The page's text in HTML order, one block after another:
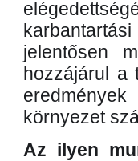
jelentősen
hozzájárul a
környezet
Az ilyen